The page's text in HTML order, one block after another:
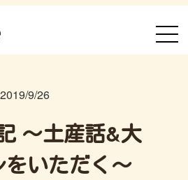
2019/9/26
～土産話&大
いただく～